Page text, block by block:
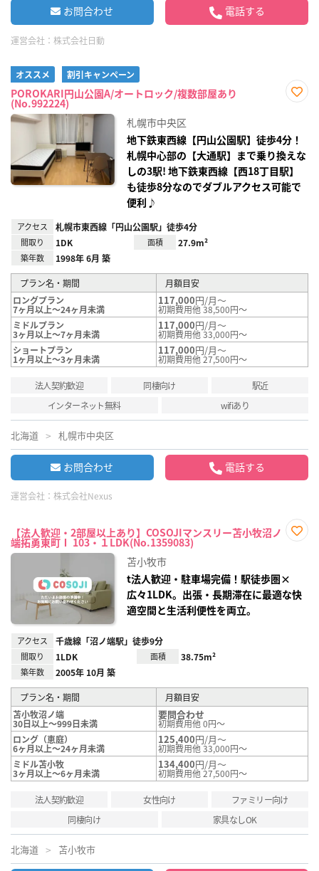
お問合わせ 電話する
運営会社： 株式会社日動
オススメ 割引キャンペーン
POROKARI円山公園A/オートロック/複数部屋あり
(No.992224)
録
札幌市中央区
地下鉄東西線【円山公園駅】徒歩4分！
札幌中心部の【大通駅】まで乗り換えな
しの3駅! 地下鉄東西線【西18丁目駅】
も徒歩8分なのでダブルアクセス可能で
便利♪
アクセス 札幌市東西線「円山公園駅」徒歩4分
間取り 1DK 面積 27.9m²
築年数 1998年 6月 築
プラン名・期間
月額目安
ロングプラン
7ヶ月以上～24ヶ月未満
117,000円/月～
初期費用他 38,500円～
ミドルプラン
3ヶ月以上～7ヶ月未満
117,000円/月～
初期費用他 33,000円～
ショートプラン
1ヶ月以上～3ヶ月未満
117,000円/月～
初期費用他 27,500円～
法人契約歓迎 同棲向け
駅近
インターネット無料
wifiあり
北海道 札幌市中央区
お問合わせ 電話する
運営会社： 株式会社Nexus
【法人歓迎・2部屋以上あり】COSOJIマンスリー苫小牧沼ノ
端拓勇東町Ⅰ 103・１LDK(No.1359083)
録
苫小牧市
t法人歓迎・駐車場完備！駅徒歩圏×
広々1LDK。出張・長期滞在に最適な快
適空間と生活利便性を両立。
アクセス 千歳線「沼ノ端駅」徒歩9分
間取り 1LDK 面積 38.75m²
築年数 2005年 10月 築
プラン名・期間
月額目安
苫小牧沼ノ端
30日以上～999日未満
要問合わせ
初期費用他 0円～
ロング（恵庭）
6ヶ月以上～24ヶ月未満
125,400円/月～
初期費用他 33,000円～
ミドル苫小牧
3ヶ月以上～6ヶ月未満
134,400円/月～
初期費用他 27,500円～
法人契約歓迎 女性向け
ファミリー向け
同棲向け
家具なしOK
北海道 苫小牧市